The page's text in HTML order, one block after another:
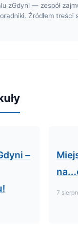
zGdyni — zespół
Źródłem
–
7